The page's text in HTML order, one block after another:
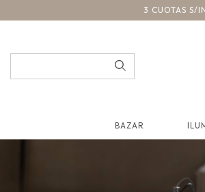
3 CUOTAS S/
BAZAR